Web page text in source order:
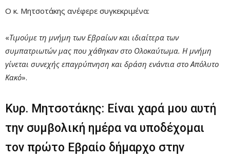
Ο κ. Μητσοτάκης ανέφερε συγκεκριμένα:
«Τιμούμε τη μνήμη των Εβραίων και ιδιαίτερα των
συμπατριωτών μας που χάθηκαν στο Ολοκαύτωμα. Η μνήμη
γίνεται συνεχής επαγρύπνηση και δράση ενάντια στο Απόλυτο
Κακό».
Κυρ. Μητσοτάκης: Είναι χαρά μου αυτή
την συμβολική ημέρα να υποδέχομαι
τον πρώτο Εβραίο δήμαρχο στην